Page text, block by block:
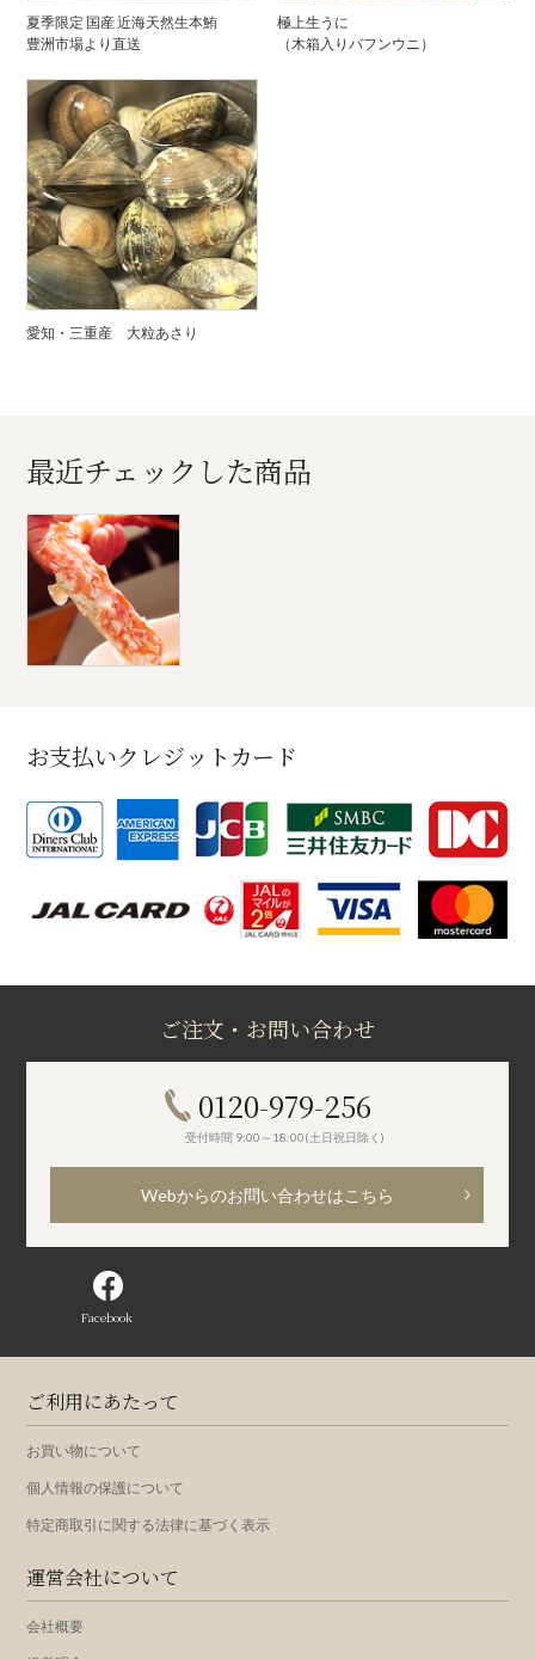
夏季限定 国産 近海天然生本鮪
豊洲市場より直送
極上生うに
（木箱入りバフンウニ）
愛知・三重産 大粒あさり
最近チェックした商品
お支払いクレジットカード
ご注文・お問い合わせ
0120-979-256
受付時間 9:00～18:00(土日祝日除く)
Webからのお問い合わせはこちら
Facebook
ご利用にあたって
お買い物について
個人情報の保護について
特定商取引に関する法律に基づく表示
運営会社について
会社概要